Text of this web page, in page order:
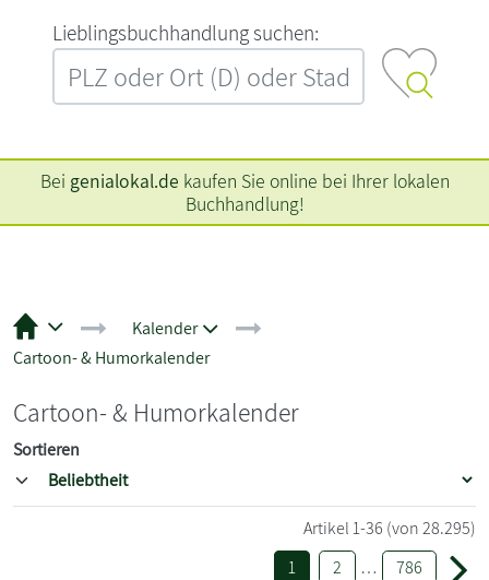
L‍i‍e‍b‍l‍i‍n‍g‍s‍b‍u‍c‍h‍h‍a‍n‍d‍l‍u‍n‍g‍ ‍s‍u‍c‍h‍e‍n‍:‍
Bei genialokal.de kaufen Sie online bei Ihrer lokalen
Buchhandlung!
Kalender
Cartoon- & Humorkalender
Cartoon- & Humorkalender
Sortieren
Artikel1-36 (von 28.295)
1
2 … 786